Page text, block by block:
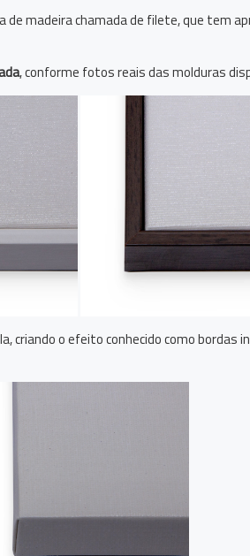
madeira chamada de filete, que tem
, conforme fotos reais das molduras
o efeito conhecido como bordas